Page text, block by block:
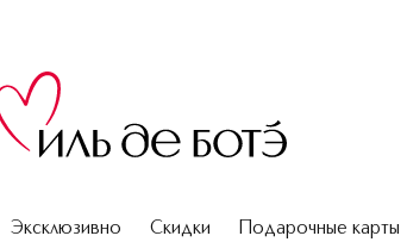
Эксклюзивно Скидки Подарочные карты